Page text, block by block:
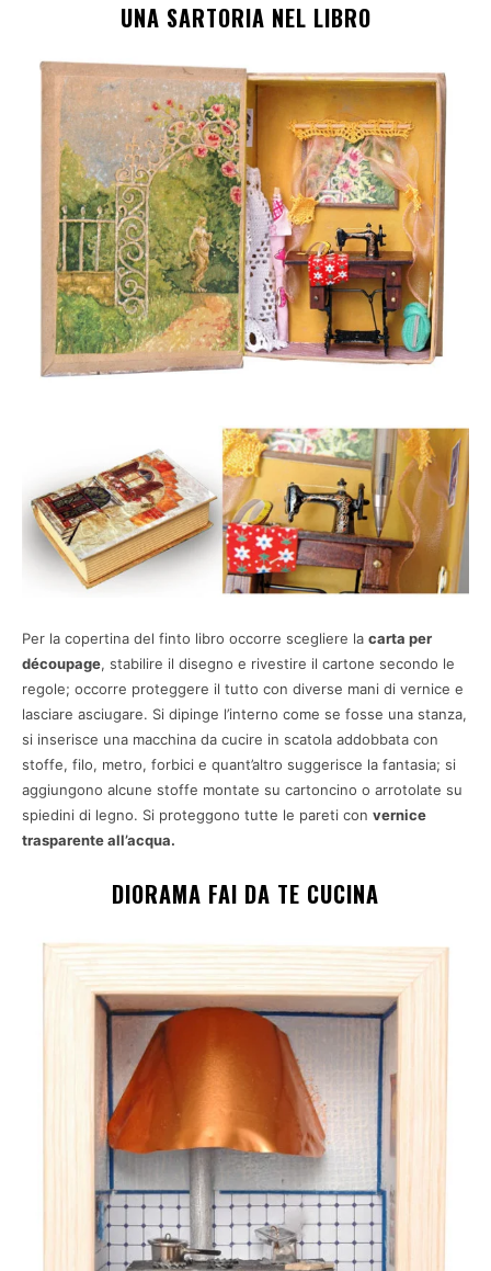
UNA SARTORIA NEL LIBRO
Per la copertina del finto libro occorre scegliere la carta per
découpage, stabilire il disegno e rivestire il cartone secondo le
regole; occorre proteggere il tutto con diverse mani di vernice e
lasciare asciugare. Si dipinge l’interno come se fosse una stanza,
si inserisce una macchina da cucire in scatola addobbata con
stoffe, filo, metro, forbici e quant’altro suggerisce la fantasia; si
aggiungono alcune stoffe montate su cartoncino o arrotolate su
spiedini di legno. Si proteggono tutte le pareti con vernice
trasparente all’acqua.
DIORAMA FAI DA TE CUCINA